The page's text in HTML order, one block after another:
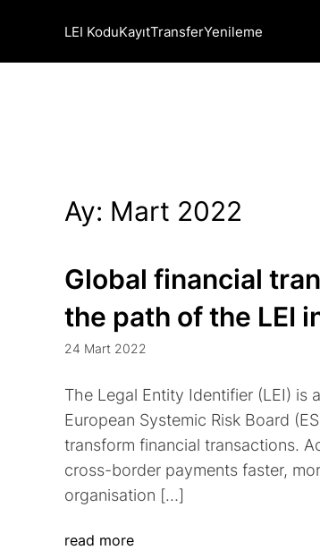
LEI KoduKayıtTransferYenileme
Ay: Mart 2022
Global financial
the path of the LEI
24 Mart 2022
The Legal Entity Identifier (LEI)
European Systemic Risk Board
transform financial transactions.
cross-border payments faster,
organisation […]
read more